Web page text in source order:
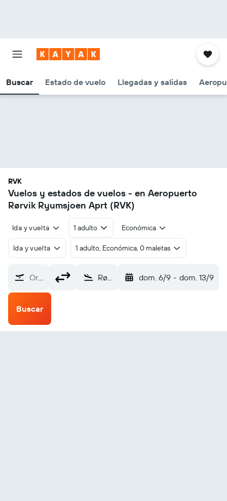
Buscar Estado de vuelo Llegadas y salidas
RVK
Vuelos y estados de vuelos - en Aeropuerto
Rørvik Ryumsjoen Aprt (RVK)
Ida y vuelta 1 adulto Económica
Ida y vuelta 1 adulto, Económica, 0 maletas
Origen Rørvik Ryumsjoen Aprt (RVK) dom. 6/9 - dom. 13/9
Buscar